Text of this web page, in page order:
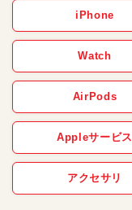
iPhone
Watch
AirPods
Appleサービス
アクセサリ